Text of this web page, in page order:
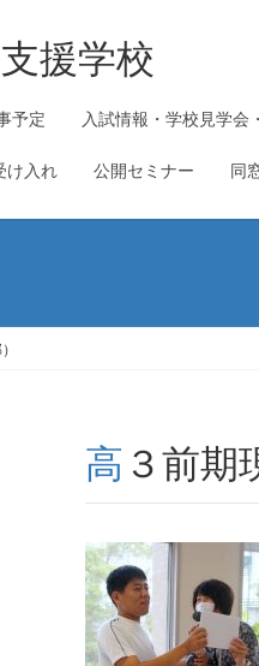
援学校
予定 入試情報・学校見学会
け入れ 公開セミナー 同
高３前